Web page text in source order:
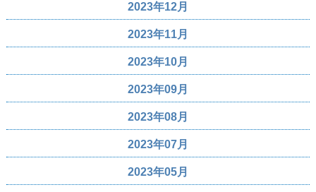
2023年12月
2023年11月
2023年10月
2023年09月
2023年08月
2023年07月
2023年05月